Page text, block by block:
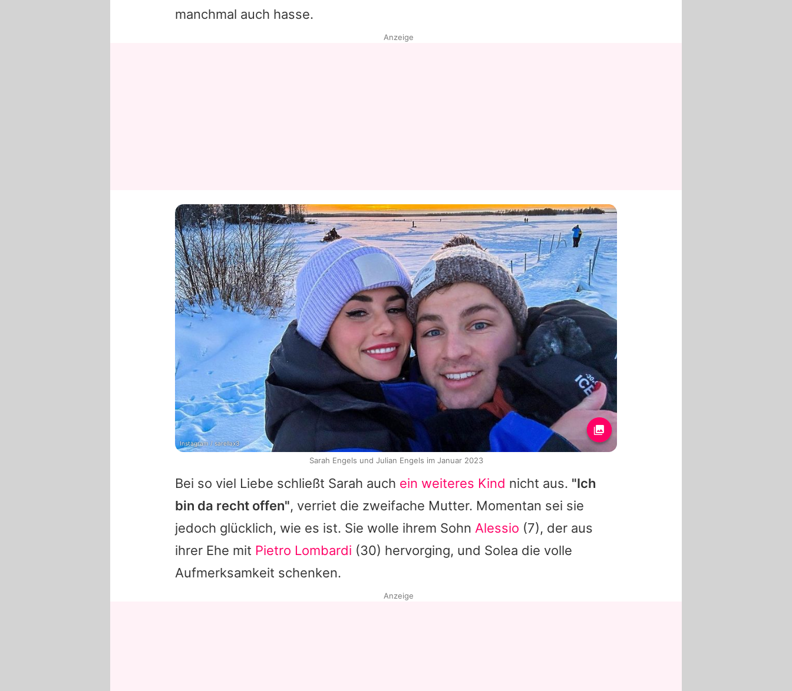
manchmal auch hasse.
Bei so viel Liebe schließt Sarah auch ein weiteres Kind nicht aus. "Ich
bin da recht offen", verriet die zweifache Mutter. Momentan sei sie
jedoch glücklich, wie es ist. Sie wolle ihrem Sohn Alessio (7), der aus
ihrer Ehe mit Pietro Lombardi (30) hervorging, und Solea die volle
Aufmerksamkeit schenken.
Anzeige
Instagram / sarellax3
Sarah Engels und Julian Engels im Januar 2023
Anzeige